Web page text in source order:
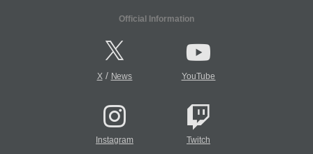
Official Information
X/ News YouTube
Instagram Twitch